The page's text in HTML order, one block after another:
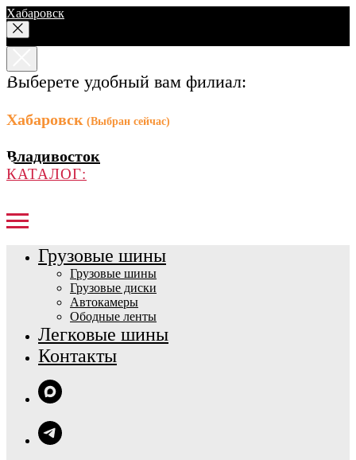
Хабаровск
Выберете удобный вам филиал:
Хабаровск (Выбран сейчас)
Владивосток
КАТАЛОГ:
Грузовые шины
Грузовые шины
Грузовые диски
Автокамеры
Ободные ленты
Легковые шины
Контакты